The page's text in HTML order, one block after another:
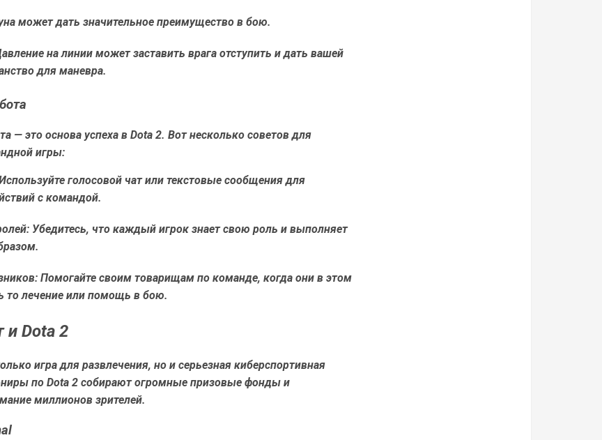
может дать значительное преимущество в бою.
на линии может заставить врага отступить и дать вашей
для маневра.
— это основа успеха в Dota 2. Вот несколько советов для
игры:
голосовой чат или текстовые сообщения для
с командой.
Убедитесь, что каждый игрок знает свою роль и выполняет
Помогайте своим товарищам по команде, когда они в этом
то лечение или помощь в бою.
и Dota 2
игра для развлечения, но и серьезная киберспортивная
по Dota 2 собирают огромные призовые фонды и
миллионов зрителей.